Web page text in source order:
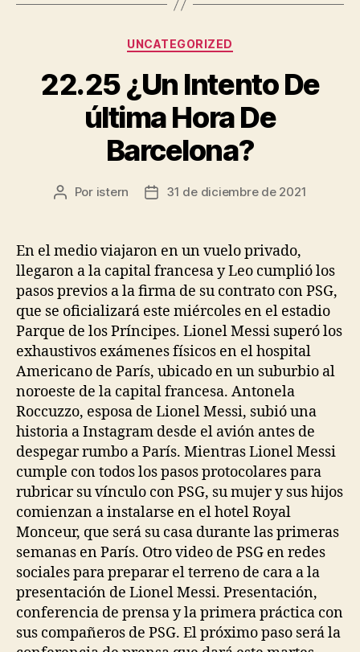
Categorías
UNCATEGORIZED
22.25 ¿Un Intento De
última Hora De
Barcelona?
Autor
entrada
Por istern
Fecha
entrada
31 de diciembre de 2021
En el medio viajaron en un vuelo privado,
llegaron a la capital francesa y Leo cumplió los
pasos previos a la firma de su contrato con PSG,
que se oficializará este miércoles en el estadio
Parque de los Príncipes. Lionel Messi superó los
exhaustivos exámenes físicos en el hospital
Americano de París, ubicado en un suburbio al
noroeste de la capital francesa. Antonela
Roccuzzo, esposa de Lionel Messi, subió una
historia a Instagram desde el avión antes de
despegar rumbo a París. Mientras Lionel Messi
cumple con todos los pasos protocolares para
rubricar su vínculo con PSG, su mujer y sus hijos
comienzan a instalarse en el hotel Royal
Monceur, que será su casa durante las primeras
semanas en París. Otro video de PSG en redes
sociales para preparar el terreno de cara a la
presentación de Lionel Messi. Presentación,
conferencia de prensa y la primera práctica con
sus compañeros de PSG. El próximo paso será la